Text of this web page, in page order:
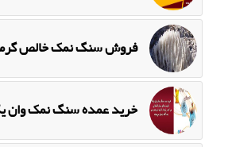
فروش سنگ نمک خالص
خرید عمده سنگ نمک وان